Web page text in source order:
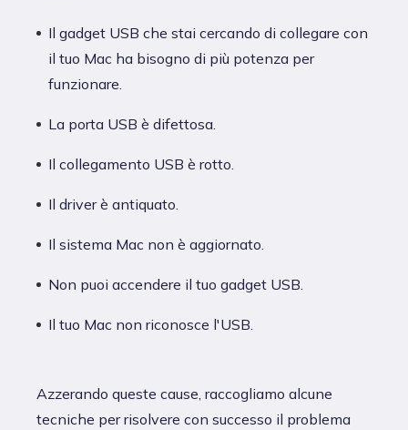
Il gadget USB che stai cercando di collegare con
il tuo Mac ha bisogno di più potenza per
funzionare.
La porta USB è difettosa.
Il collegamento USB è rotto.
Il driver è antiquato.
Il sistema Mac non è aggiornato.
Non puoi accendere il tuo gadget USB.
Il tuo Mac non riconosce l'USB.
Azzerando queste cause, raccogliamo alcune
tecniche per risolvere con successo il problema